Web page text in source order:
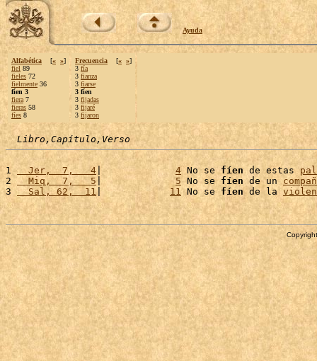
Ayuda
Alfabética [« »]
fiel 89
fieles 72
fielmente 36
fíen 3
fiera 7
fieras 58
fíes 8
Frecuencia [« »]
3 fía
3 fianza
3 fiarse
3 fíen
3 fijadas
3 fijaré
3 fijaron
Libro,Capítulo,Verso
1
  Jer,  7,   4
| 4 No se fíen de estas
2
  Miq,  7,   5
| 5 No se fíen de un
3
  Sal, 62,  11
| 11 No se fíen de la